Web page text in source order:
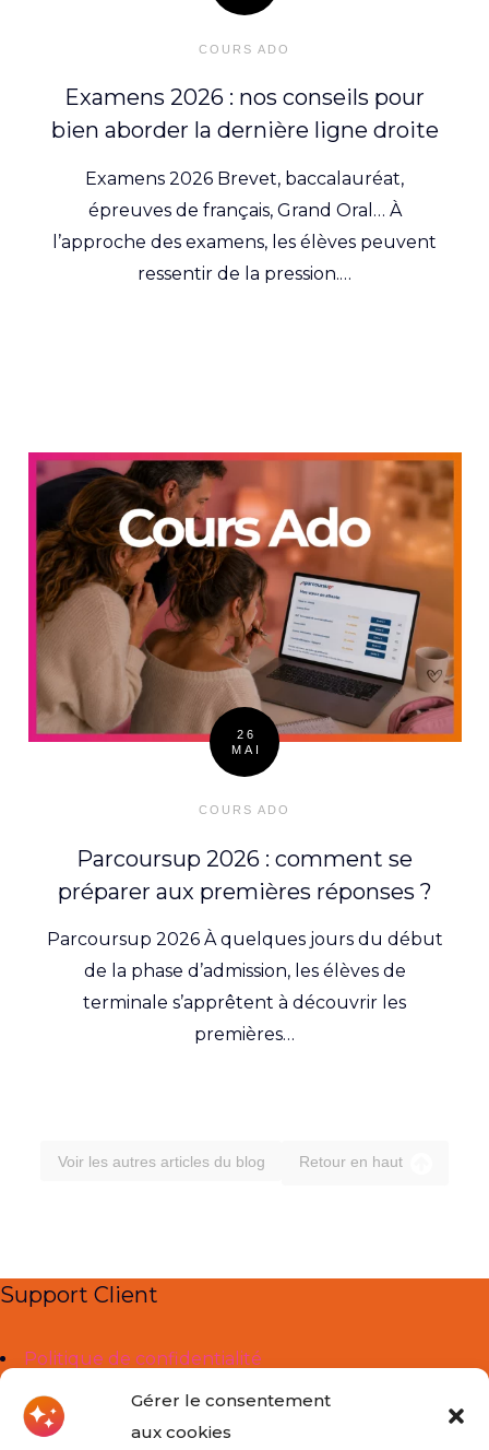
Gérer le consentement
aux cookies
COURS ADO
Examens 2026 : nos conseils pour
bien aborder la dernière ligne droite
Examens 2026 Brevet, baccalauréat,
épreuves de français, Grand Oral… À
l’approche des examens, les élèves peuvent
ressentir de la pression.…
26
MAI
COURS ADO
Parcoursup 2026 : comment se
préparer aux premières réponses ?
Parcoursup 2026 À quelques jours du début
de la phase d’admission, les élèves de
terminale s’apprêtent à découvrir les
premières…
Voir les autres articles du blog Retour en haut
Support Client
Politique de confidentialité
Mentions légales